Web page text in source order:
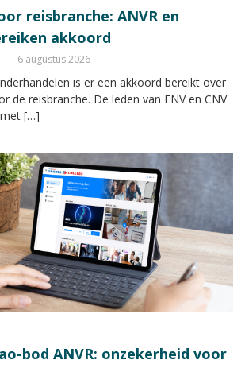
reisbranche: ANVR en
akkoord
6 augustus 2026
is er een akkoord bereikt over
de reisbranche. De leden van FNV en CNV
[…]
bod ANVR: onzekerheid voor